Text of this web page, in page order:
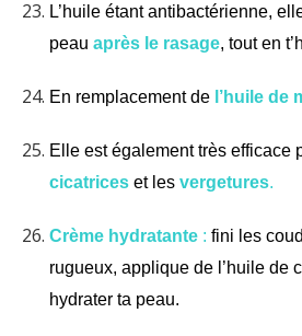
L’huile étant antibactérienne,
peau après le rasage, tout en
En remplacement de l’huile de
Elle est également très efficace
cicatrices et les vergetures.
Crème hydratante : fini les
rugueux, applique de l’huile de
hydrater ta peau.